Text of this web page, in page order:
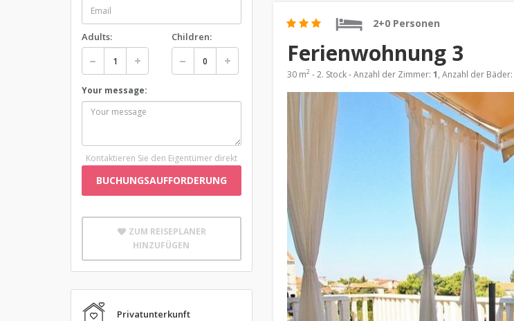
Adults: Children:
Your message:
Kontaktieren Sie den Eigentümer direkt
BUCHUNGSAUFFORDERUNG
ZUM REISEPLANER
HINZUFÜGEN
Privatunterkunft
2+0 Personen
Ferienwohnung 3
30 m2 - 2. Stock - Anzahl der Zimmer: 1, Anzahl der Bäder: